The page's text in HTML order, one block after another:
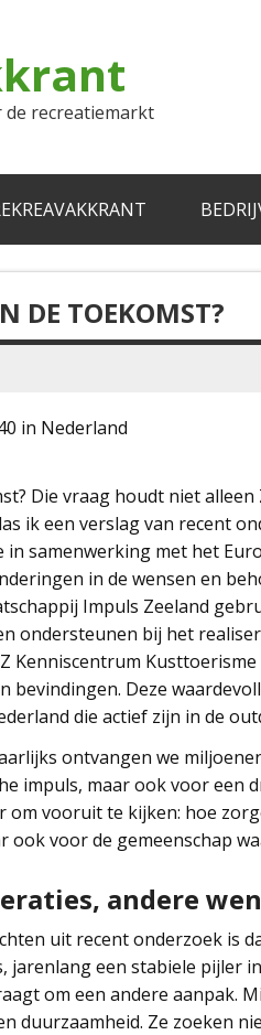
recreatiemarkt
DE TOEKOMST?
in Nederland
Die vraag houdt niet
ik een verslag van recent
in samenwerking met het
in de wensen en
Impuls Zeeland
ondersteunen bij het
Kenniscentrum
bevindingen. Deze
die actief zijn in de
ontvangen we
impuls, maar ook voor een
om vooruit te kijken: hoe
ook voor de gemeenschap
andere
uit recent onderzoek is
jarenlang een stabiele pijler
om een andere aanpak.
duurzaamheid. Ze zoeken